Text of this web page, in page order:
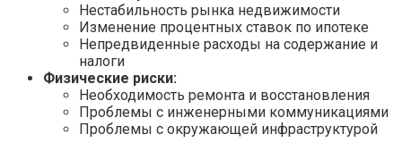
Нестабильность рынка недвижимости
Изменение процентных ставок по ипотеке
Непредвиденные расходы на содержание и
налоги
Физические риски:
Необходимость ремонта и восстановления
Проблемы с инженерными коммуникациями
Проблемы с окружающей инфраструктурой